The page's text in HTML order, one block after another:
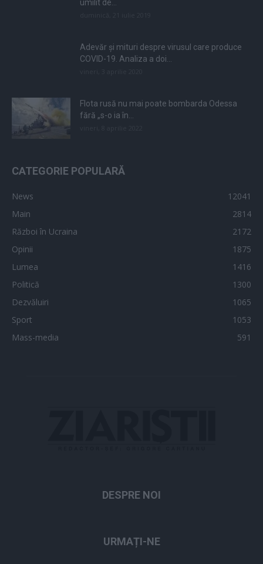
umilit de...
Adevăr și mituri despre virusul care produce
COVID-19. Analiza a doi...
Flota rusă nu mai poate bombarda Odessa
fără „s-o ia în...
CATEGORIE POPULARĂ
News
12041
Main
2814
Război în Ucraina
2172
Opinii
1875
Lumea
1416
Politică
1300
Dezvăluiri
1065
Sport
1053
Mass-media
591
DESPRE NOI
URMAȚI-NE